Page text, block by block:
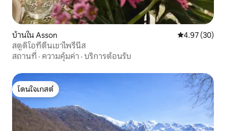
บ้านใน Asson คะแนนเฉลี่ย
4.97 (30)
สตูดิโอที่ตีนเขาไพรีนีส
สถานที่ · ความคุ้มค่า · บริการต้อนรับ
โดนใจเกสต์
โดนใจเกสต์